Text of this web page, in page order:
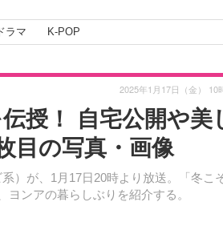
ラマ K-POP
授！ 自宅公開や美
目の写真・画像
）が、1月17日20時より放送。「冬こ
ンアの暮らしぶりを紹介する。
2025年1月17日（金） 10